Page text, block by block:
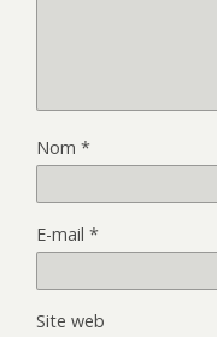
Nom *
E-mail *
Site web